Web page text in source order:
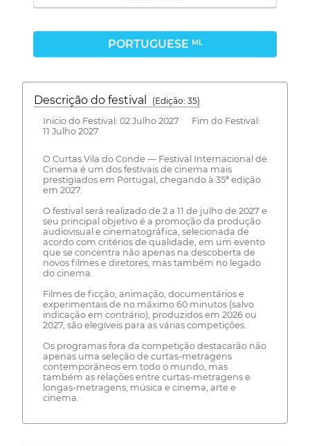
PORTUGUESE ML
Descrição do festival
(Edição: 35)
Início do Festival: 02 Julho 2027 Fim do Festival:
11 Julho 2027
O Curtas Vila do Conde — Festival Internacional de
Cinema é um dos festivais de cinema mais
prestigiados em Portugal, chegando à 35ª edição
em 2027.
O festival será realizado de 2 a 11 de julho de 2027 e
seu principal objetivo é a promoção da produção
audiovisual e cinematográfica, selecionada de
acordo com critérios de qualidade, em um evento
que se concentra não apenas na descoberta de
novos filmes e diretores, mas também no legado
do cinema.
Filmes de ficção, animação, documentários e
experimentais de no máximo 60 minutos (salvo
indicação em contrário), produzidos em 2026 ou
2027, são elegíveis para as várias competições.
Os programas fora da competição destacarão não
apenas uma seleção de curtas-metragens
contemporâneos em todo o mundo, mas
também as relações entre curtas-metragens e
longas-metragens, música e cinema, arte e
cinema.